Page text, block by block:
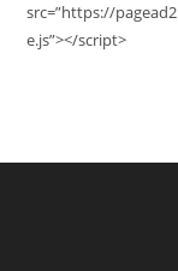
src=”https://
e.js”></script>